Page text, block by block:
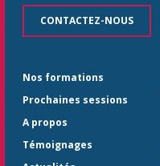
CONTACTEZ-NOUS
Nos formations
Prochaines sessions
A propos
Témoignages